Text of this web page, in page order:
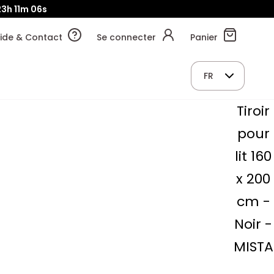
11m 04s
& Contact Se connecter Panier
FR
Tiroir
pour
lit 160
x 200
cm -
Noir -
MISTA